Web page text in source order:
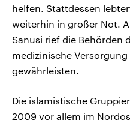
helfen. Stattdessen
weiterhin in großer Not.
Sanusi rief die Behörden
medizinische
gewährleisten.
Die islamistische
2009 vor allem im